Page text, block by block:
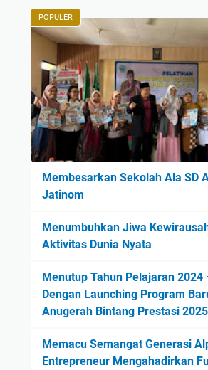
POPULER
Membesarkan Sekolah Ala SD
Jatinom
Menumbuhkan Jiwa
Aktivitas Dunia Nyata
Menutup Tahun Pelajaran 2024
Dengan Launching Program
Anugerah Bintang Prestasi 2025
Memacu Semangat Generasi
Entrepreneur Mengahadirkan